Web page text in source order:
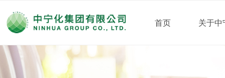
首页 关于中